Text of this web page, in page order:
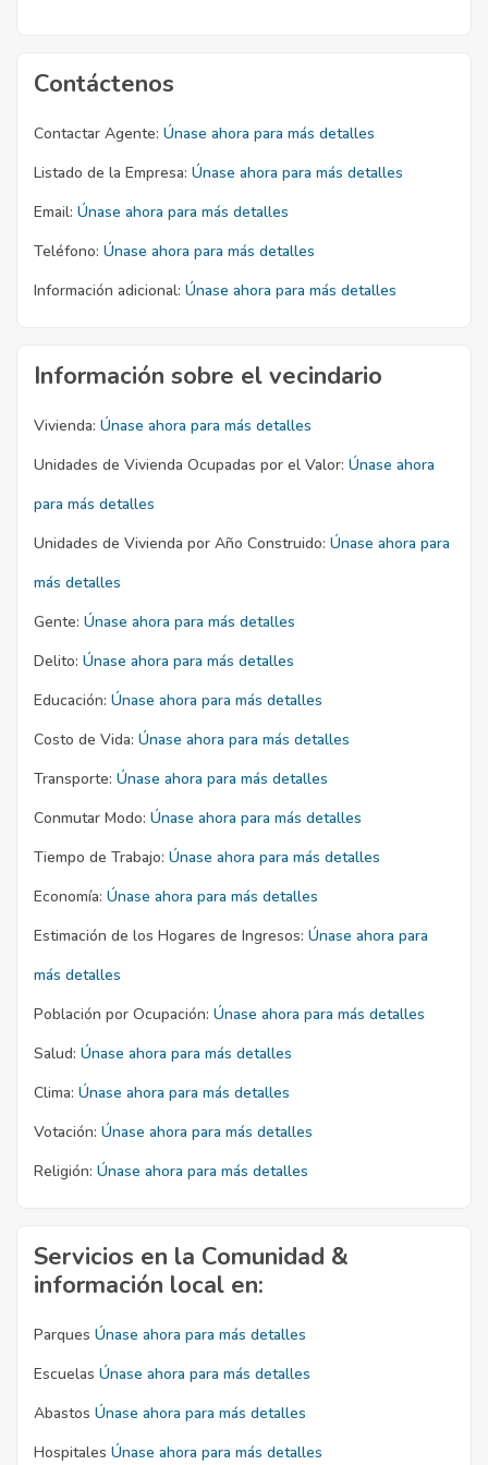
Contáctenos
Contactar Agente: Únase ahora para más detalles
Listado de la Empresa: Únase ahora para más detalles
Email: Únase ahora para más detalles
Teléfono: Únase ahora para más detalles
Información adicional: Únase ahora para más detalles
Información sobre el vecindario
Vivienda: Únase ahora para más detalles
Unidades de Vivienda Ocupadas por el Valor: Únase ahora
para más detalles
Unidades de Vivienda por Año Construido: Únase ahora para
más detalles
Gente: Únase ahora para más detalles
Delito: Únase ahora para más detalles
Educación: Únase ahora para más detalles
Costo de Vida: Únase ahora para más detalles
Transporte: Únase ahora para más detalles
Conmutar Modo: Únase ahora para más detalles
Tiempo de Trabajo: Únase ahora para más detalles
Economía: Únase ahora para más detalles
Estimación de los Hogares de Ingresos: Únase ahora para
más detalles
Población por Ocupación: Únase ahora para más detalles
Salud: Únase ahora para más detalles
Clima: Únase ahora para más detalles
Votación: Únase ahora para más detalles
Religión: Únase ahora para más detalles
Servicios en la Comunidad &
información local en:
Parques Únase ahora para más detalles
Escuelas Únase ahora para más detalles
Abastos Únase ahora para más detalles
Hospitales Únase ahora para más detalles